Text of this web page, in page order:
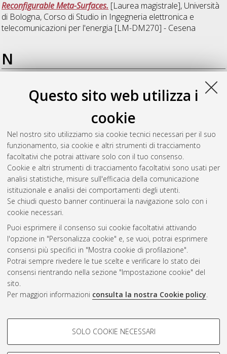
Questo sito web utilizza i
cookie
Nel nostro sito utilizziamo sia cookie tecnici necessari per il suo
funzionamento, sia cookie e altri strumenti di tracciamento
facoltativi che potrai attivare solo con il tuo consenso.
Cookie e altri strumenti di tracciamento facoltativi sono usati per
analisi statistiche, misure sull'efficacia della comunicazione
istituzionale e analisi dei comportamenti degli utenti.
Se chiudi questo banner continuerai la navigazione solo con i
cookie necessari.
Puoi esprimere il consenso sui cookie facoltativi attivando
l'opzione in "Personalizza cookie" e, se vuoi, potrai esprimere
consensi più specifici in "Mostra cookie di profilazione".
Potrai sempre rivedere le tue scelte e verificare lo stato dei
consensi rientrando nella sezione "Impostazione cookie" del
sito.
Per maggiori informazioni consulta la nostra Cookie policy.
COOKIE DI PROFILAZIONE -
SOLO COOKIE NECESSARI
Reconfigurable Meta-Surfaces. [Laurea magistrale], Università
di Bologna, Corso di Studio in Ingegneria elettronica e
telecomunicazioni per l'energia [LM-DM270] - Cesena
N
Simultaneous Localization and Mapping
Technologies.[Laurea magistrale], Università di Bologna,
per l'energia [LM-DM270] - Cesena
Nicolini, Andrea(2019)Multipath tracking techniques for
millimeter wave communications.[Laurea magistrale],
Università di Bologna, Corso di Studio inIngegneria elettronica
e telecomunicazioni per l'energia [LM-DM270] - Cesena
Questa lista e' stata generata ilFri Aug 7 15:05:34 2026 CEST
Atom
Rss 1.0
Rss 2.0
AMS Laurea
Impostazioni Cookie
Informativa sulla privacy
Condizioni d’uso del sito